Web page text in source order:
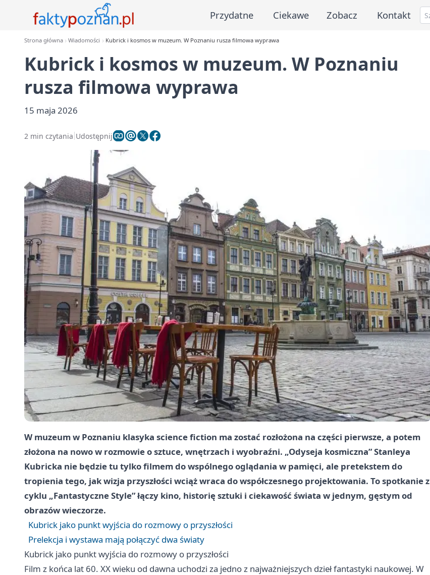
Przydatne Ciekawe Zobacz Kontakt
Strona główna Wiadomości Kubrick i kosmos w muzeum. W Poznaniu rusza filmowa wyprawa
Kubrick i kosmos w muzeum. W Poznaniu
rusza filmowa wyprawa
15 maja 2026
2 min czytania Udostępnij
W muzeum w Poznaniu klasyka science fiction ma zostać rozłożona na części pierwsze, a potem
złożona na nowo w rozmowie o sztuce, wnętrzach i wyobraźni. „Odyseja kosmiczna” Stanleya
Kubricka nie będzie tu tylko filmem do wspólnego oglądania w pamięci, ale pretekstem do
tropienia tego, jak wizja przyszłości wciąż wraca do współczesnego projektowania. To spotkanie z
cyklu „Fantastyczne Style” łączy kino, historię sztuki i ciekawość świata w jednym, gęstym od
obrazów wieczorze.
Kubrick jako punkt wyjścia do rozmowy o przyszłości
Prelekcja i wystawa mają połączyć dwa światy
Kubrick jako punkt wyjścia do rozmowy o przyszłości
Film z końca lat 60. XX wieku od dawna uchodzi za jedno z najważniejszych dzieł fantastyki naukowej. W